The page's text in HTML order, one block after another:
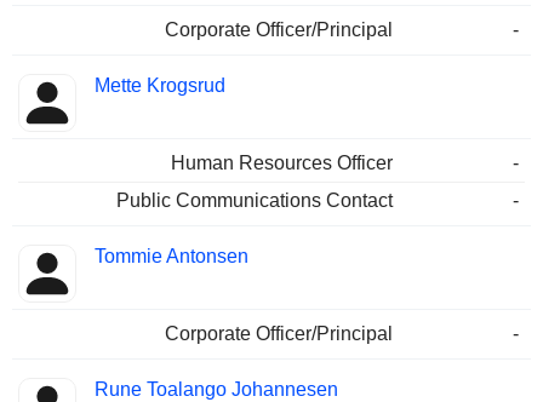
Corporate Officer/Principal -
Mette Krogsrud
Human Resources Officer
-
Public Communications Contact
-
Tommie Antonsen
Corporate Officer/Principal -
Rune Toalango Johannesen